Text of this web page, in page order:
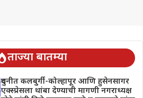
ताज्या बातम्या
दुधनीत कलबुर्गी-कोल्हापूर आणि हुसेनसागर
एक्स्प्रेसला थांबा देण्याची मागणी नगराध्यक्ष